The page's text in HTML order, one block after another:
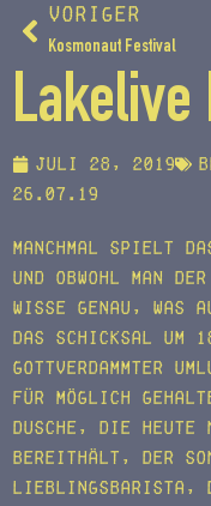
VORIGER
Kosmonaut Festival
Lakelive
Juli 28, 2019
26.07.19
Manchmal spielt
und obwohl man
wisse genau, was
das Schicksal um
gottverdammter
für möglich
Dusche, die heute
bereithält, der
Lieblingsbarista,